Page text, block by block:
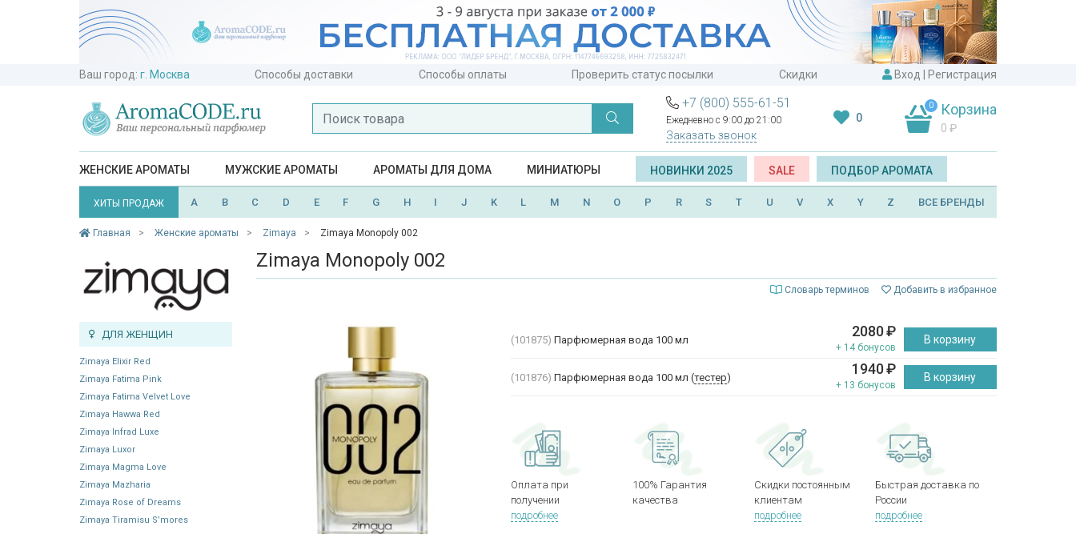
Ваш город: г. Москва Способы доставки Способы оплаты Проверить статус посылки Скидки Вход Регистрация
+7 (800) 555-61-51
Ежедневно с 9:00 до 21:00
Заказать звонок
0
0 Корзина
0 ₽
ЖЕНСКИЕ АРОМАТЫ МУЖСКИЕ АРОМАТЫ АРОМАТЫ ДЛЯ ДОМА МИНИАТЮРЫ НОВИНКИ 2025 SALE ПОДБОР АРОМАТА
ХИТЫ ПРОДАЖ A B C D E F G H I J K L M N O P R S T U V X Y Z ВСЕ БРЕНДЫ
Главная Женские ароматы Zimaya Zimaya Monopoly 002
ДЛЯ ЖЕНЩИН
Zimaya Elixir Red
Zimaya Fatima Pink
Zimaya Fatima Velvet Love
Zimaya Hawwa Red
Zimaya Infrad Luxe
Zimaya Luxor
Zimaya Magma Love
Zimaya Mazharia
Zimaya Rose of Dreams
Zimaya Tiramisu S’mores
Zimaya Monopoly 002
Словарь терминов Добавить в избранное
(101875) Парфюмерная вода 100 мл 2080₽
+ 14 бонусов
В корзину
(101876) Парфюмерная вода 100 мл (тестер) 1940₽
+ 13 бонусов
В корзину
Оплата при
получении
подробнее
100% Гарантия
качества
Скидки постоянным
клиентам
подробнее
Быстрая доставка по
России
подробнее